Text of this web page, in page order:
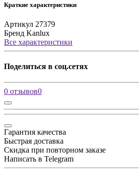
Краткие характеристики
Артикул 27379
Бренд Kanlux
Все характеристики
Поделиться в соц.сетях
0 отзывов0
Гарантия качества
Быстрая доставка
Скидка при повторном заказе
Написать в Telegram